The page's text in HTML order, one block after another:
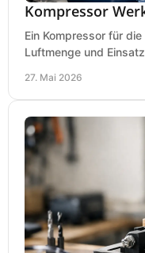
Kompressor
Ein Kompressor für
Luftmenge und
27. Mai 2026